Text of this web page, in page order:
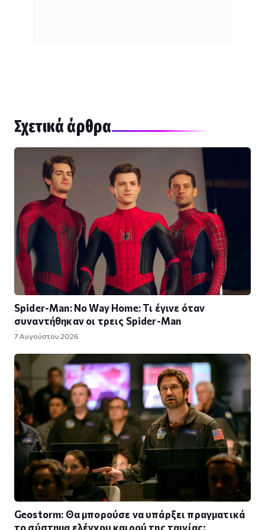
Σχετικά άρθρα
Spider-Man: No Way Home: Τι έγινε όταν
συναντήθηκαν οι τρεις Spider-Man
7 Αυγούστου 2026
Geostorm: Θα μπορούσε να υπάρξει πραγματικά
το σύστημα ελέγχου καιρού της ταινίας;